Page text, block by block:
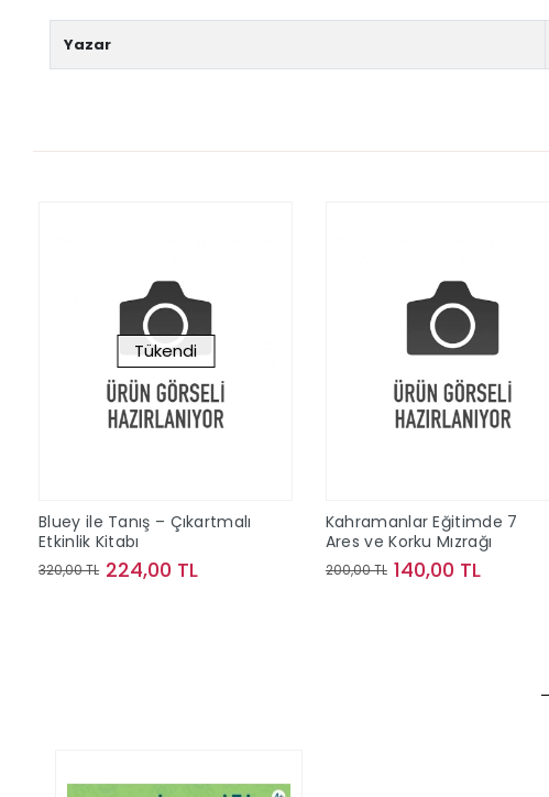
Yazar
Tükendi
Bluey ile Tanış – Çıkartmalı
Etkinlik Kitabı
320,00 TL 224,00 TL
Kahramanlar Eğitimde 7
Ares ve Korku Mızrağı
200,00 TL 140,00 TL